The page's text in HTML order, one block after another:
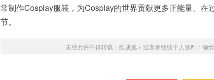
常制作Cosplay服装，为Cosplay的世界贡献更多正能量。在
节。
未经允许不得转载： 欲成池» 过期米线线个人资料：倾